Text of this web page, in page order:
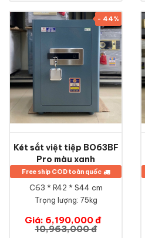
- 44%
Két sắt việt tiệp BO63BF
Pro màu xanh
Free ship COD toàn quốc
C63 * R42 * S44 cm
Trọng lượng: 75kg
Giá: 6,190,000 đ
10,963,000 đ